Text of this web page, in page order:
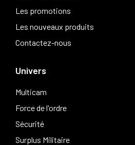
Les promotions
Les nouveaux produits
Contactez-nous
Univers
Multicam
Force de l'ordre
Sécurité
Surplus Militaire